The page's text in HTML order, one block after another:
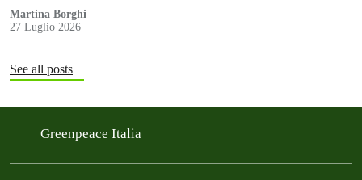
Martina Borghi
27 Luglio 2026
See all posts
Greenpeace Italia